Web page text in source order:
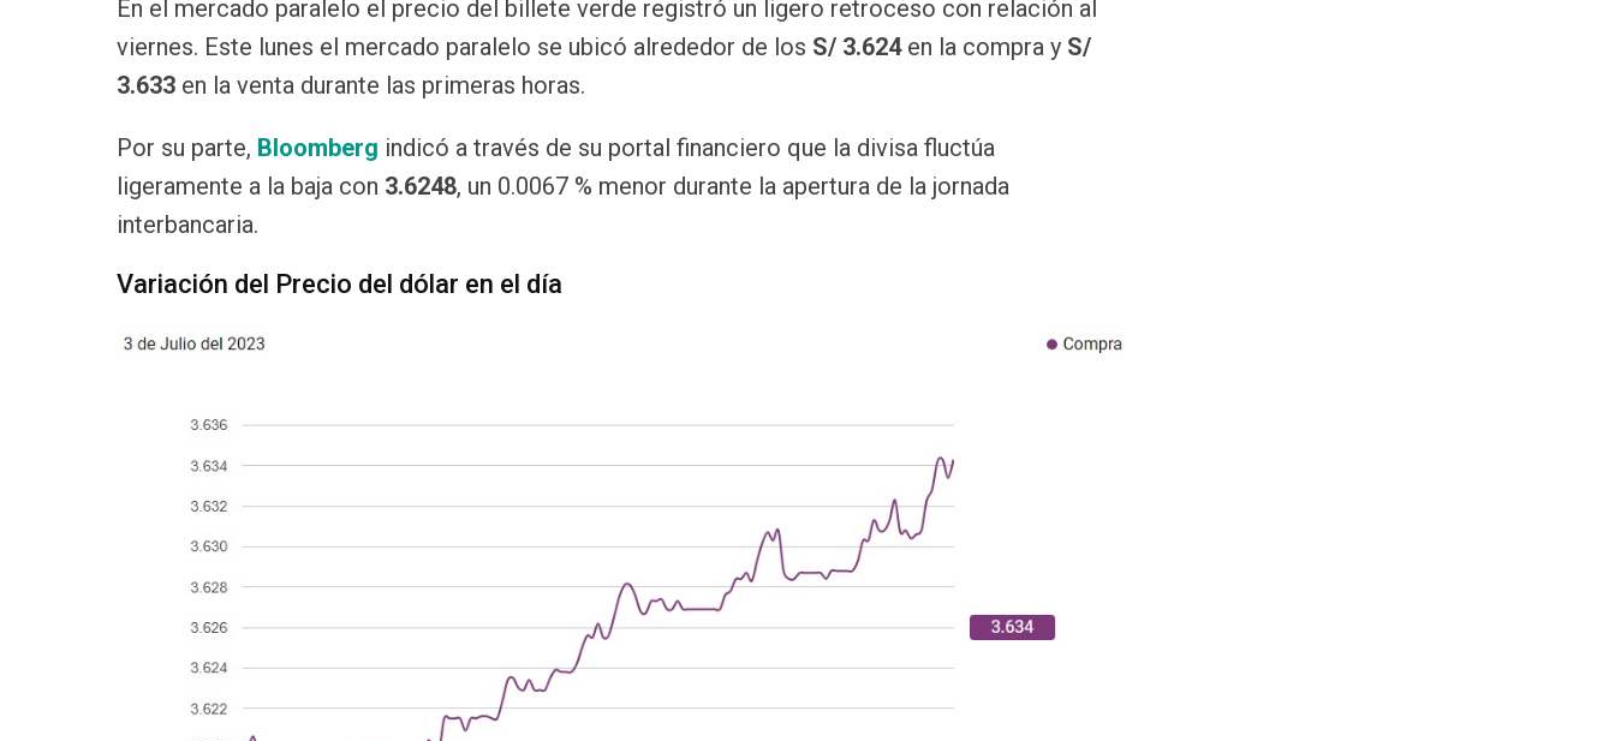
En el mercado paralelo el precio del billete verde registró un ligero retroceso con relación al
viernes. Este lunes el mercado paralelo se ubicó alrededor de los S/ 3.624 en la compra y S/
3.633 en la venta durante las primeras horas.
Por su parte, Bloomberg indicó a través de su portal financiero que la divisa fluctúa
ligeramente a la baja con 3.6248, un 0.0067 % menor durante la apertura de la jornada
interbancaria.
Variación del Precio del dólar en el día